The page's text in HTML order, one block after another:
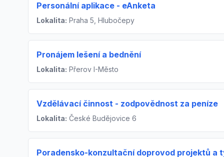
Personální aplikace - eAnketa
Lokalita: Praha 5, Hlubočepy
Pronájem lešení a bednění
Lokalita: Přerov I-Město
Vzdělávací činnost - zodpovědnost za peníze
Lokalita: České Budějovice 6
Poradensko-konzultační doprovod projektů a